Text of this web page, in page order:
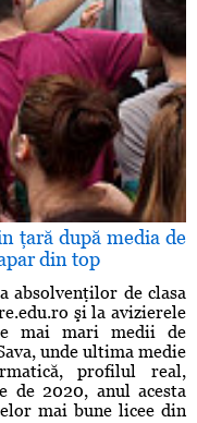
ţară după media de
din top
absolvenţilor de clasa
şi la avizierele
mai mari medii de
unde ultima medie
profilul real,
de 2020, anul acesta
mai bune licee din